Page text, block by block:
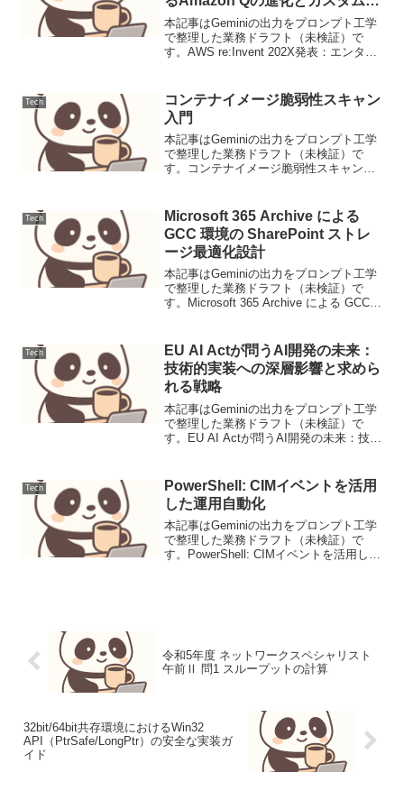
プリ構築
本記事はGeminiの出力をプロンプト工学
で整理した業務ドラフト（未検証）で
す。AWS re:Invent 202X発表：エンター
要点：開発者アシスタントとカス...
Tech
コンテナイメージ脆弱性スキャン
入門
本記事はGeminiの出力をプロンプト工学
で整理した業務ドラフト（未検証）で
す。コンテナイメージ脆弱性スキャン入
開発において、コンテナイメージの脆弱
性スキャンは避けて通...
Tech
Microsoft 365 Archive による
GCC 環境の SharePoint ストレ
ージ最適化設計
本記事はGeminiの出力をプロンプト工学
で整理した業務ドラフト（未検証）で
す。Microsoft 365 Archive による GCC
解...
Tech
EU AI Actが問うAI開発の未来：
技術的実装への深層影響と求めら
れる戦略
本記事はGeminiの出力をプロンプト工学
で整理した業務ドラフト（未検証）で
す。EU AI Actが問うAI開発の未来：技術
性と安全性を確保するために世界で初...
Tech
PowerShell: CIMイベントを活用
した運用自動化
本記事はGeminiの出力をプロンプト工学
で整理した業務ドラフト（未検証）で
す。PowerShell: CIMイベントを活用した
令和5年度 ネットワークスペシャリスト
午前Ⅱ 問1 スループットの計算
32bit/64bit共存環境におけるWin32
API（PtrSafe/LongPtr）の安全な実装ガ
イド